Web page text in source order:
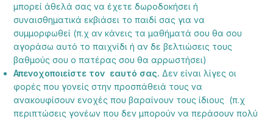
μπορεί άθελά σας να έχετε δωροδοκήσει ή
συναισθηματικά εκβιάσει το παιδί σας για να
συμμορφωθεί (π.χ αν κάνεις τα μαθήματά σου θα σου
αγοράσω αυτό το παιχνίδι ή αν δε βελτιώσεις τους
βαθμούς σου ο πατέρας σου θα αρρωστήσει)
Απενοχοποιείστε τον εαυτό σας. Δεν είναι λίγες οι
φορές που γονείς στην προσπάθειά τους να
ανακουφίσουν ενοχές που βαραίνουν τους ίδιους (π.χ
περιπτώσεις γονέων που δεν μπορούν να περάσουν πολύ